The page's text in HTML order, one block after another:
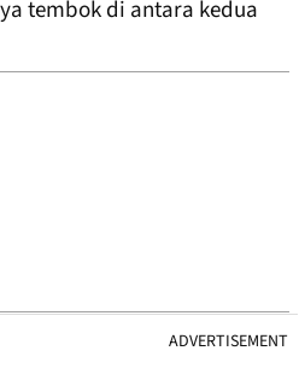
tembok di antara kedua
ADVERTISEMENT